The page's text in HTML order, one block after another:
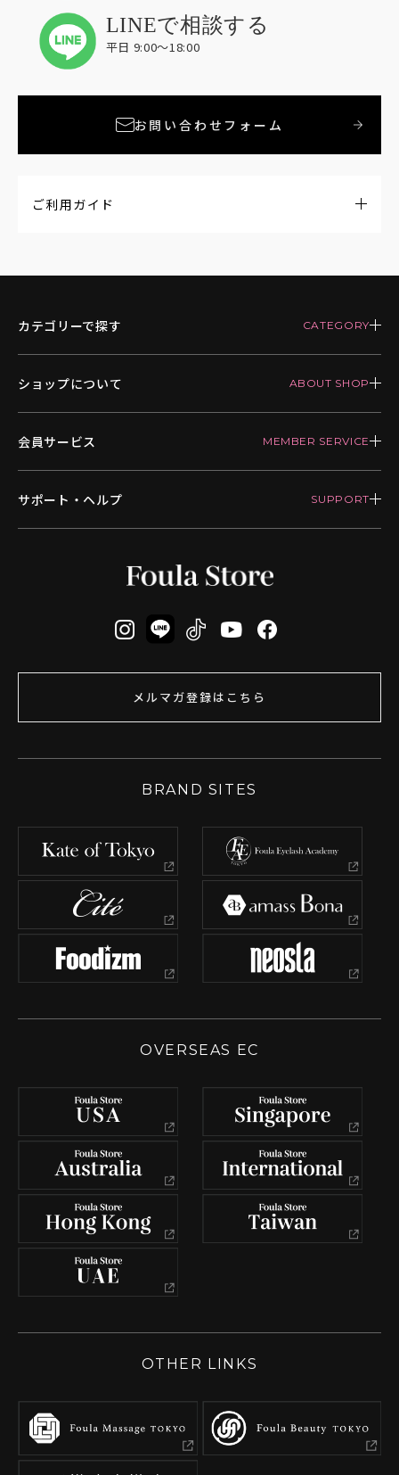
LINEで相談する
平日 9:00〜18:00
お問い合わせフォーム
ご利用ガイド
カテゴリーで探す
ショップについて
会員サービス
サポート・ヘルプ
メルマガ登録はこちら
BRAND SITES
OVERSEAS EC
OTHER LINKS